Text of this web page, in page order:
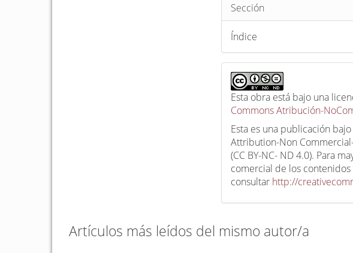
Sección
Índice
Esta obra está bajo una
Commons Atribución-
Esta es una publicación
Attribution-Non
(CC BY-NC- ND 4.0). Para
comercial de los
consultar http://
Artículos más leídos del mismo autor/a